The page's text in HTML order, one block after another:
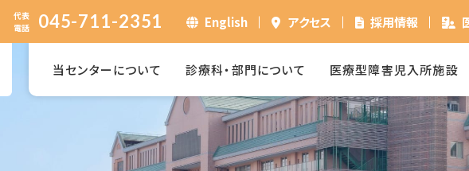
代表
電話
045-711-2351 English アクセス 採用情報
当センターについて 診療科・部門について 医療型障害児入所施設